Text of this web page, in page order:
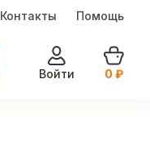
Контакты Помощь
Войти
0 ₽